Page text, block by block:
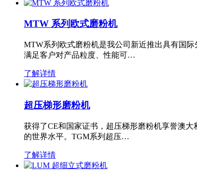
MTW 系列欧式磨粉机
MTW系列欧式磨粉机是我公司新近推出具有国
满足客户对产品粒度、性能可…
了解详情
超压梯形磨粉机
获得了CE和国家证书，超压梯形磨粉机享誉澳
的世界水平。TGM系列超压…
了解详情